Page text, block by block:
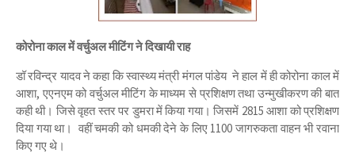
कोरोना काल में वर्चुअल मीटिंग ने दिखायी राह
डॉ रविन्द्र यादव ने कहा कि स्वास्थ्य मंत्री मंगल पांडेय ने हाल में ही कोरोना काल में
आशा, एएनएम को वर्चुअल मीटिंग के माध्यम से प्रशिक्षण तथा उन्मुखीकरण की बात
कही थी। जिसे वृहत स्तर पर डुमरा में किया गया। जिसमें 2815 आशा को प्रशिक्षण
दिया गया था। वहीं चमकी को धमकी देने के लिए 1100 जागरुकता वाहन भी रवाना
किए गए थे।